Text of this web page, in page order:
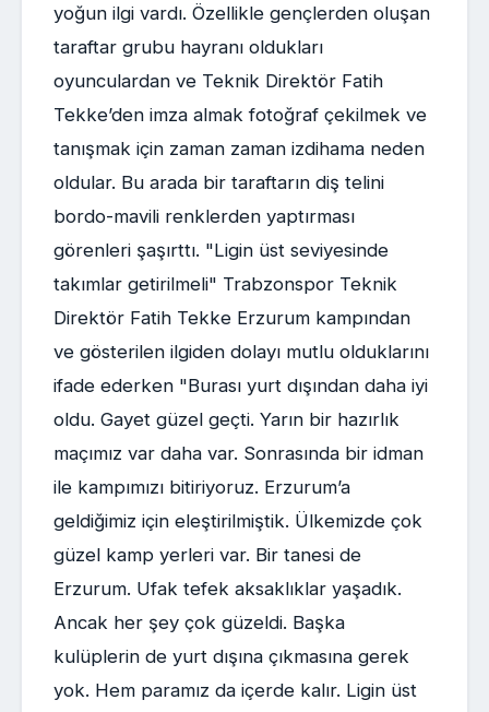
yoğun ilgi vardı. Özellikle gençlerden oluşan
taraftar grubu hayranı oldukları
oyunculardan ve Teknik Direktör Fatih
Tekke’den imza almak fotoğraf çekilmek ve
tanışmak için zaman zaman izdihama neden
oldular. Bu arada bir taraftarın diş telini
bordo-mavili renklerden yaptırması
görenleri şaşırttı. "Ligin üst seviyesinde
takımlar getirilmeli" Trabzonspor Teknik
Direktör Fatih Tekke Erzurum kampından
ve gösterilen ilgiden dolayı mutlu olduklarını
ifade ederken "Burası yurt dışından daha iyi
oldu. Gayet güzel geçti. Yarın bir hazırlık
maçımız var daha var. Sonrasında bir idman
ile kampımızı bitiriyoruz. Erzurum’a
geldiğimiz için eleştirilmiştik. Ülkemizde çok
güzel kamp yerleri var. Bir tanesi de
Erzurum. Ufak tefek aksaklıklar yaşadık.
Ancak her şey çok güzeldi. Başka
kulüplerin de yurt dışına çıkmasına gerek
yok. Hem paramız da içerde kalır. Ligin üst